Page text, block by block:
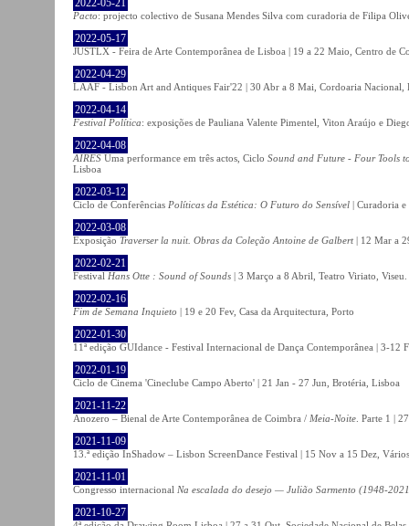
2022-05-21
Pacto: projecto colectivo de Susana Mendes Silva com curadoria de Filipa
2022-05-17
JUSTLX - Feira de Arte Contemporânea de Lisboa | 19 a 22 Maio, Centro de
2022-04-29
LAAF - Lisbon Art and Antiques Fair'22 | 30 Abr a 8 Mai, Cordoaria Nacional,
2022-04-14
Festival Política: exposições de Pauliana Valente Pimentel, Viton Araújo e
2022-04-08
AIRES Uma performance em três actos, Ciclo Sound and Future - Four Tools
Lisboa
2022-03-12
Ciclo de Conferências Políticas da Estética: O Futuro do Sensível | Curadoria
2022-03-08
Exposição Traverser la nuit. Obras da Coleção Antoine de Galbert | 12 Mar a
2022-02-21
Festival Hans Otte : Sound of Sounds | 3 Março a 8 Abril, Teatro Viriato, Viseu.
2022-02-16
Fim de Semana Inquieto | 19 e 20 Fev, Casa da Arquitectura, Porto
2022-01-30
11ª edição GUIdance - Festival Internacional de Dança Contemporânea | 3-12
2022-01-19
Ciclo de Cinema 'Cineclube Campo Aberto' | 21 Jan - 27 Jun, Brotéria, Lisboa
2021-11-22
Anozero – Bienal de Arte Contemporânea de Coimbra / Meia-Noite . Parte 1 |
2021-11-09
13.ª edição InShadow – Lisbon ScreenDance Festival | 15 Nov a 15 Dez,
2021-11-01
Congresso internacional Na escalada do desejo — Julião Sarmento (1948-
2021-10-27